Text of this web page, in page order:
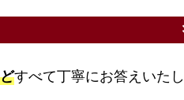
すべて丁寧にお答えいたし